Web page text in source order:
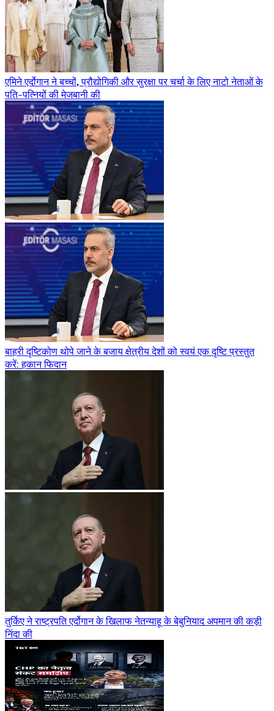
एमिने एर्दोगान ने बच्चों, प्रौद्योगिकी और सुरक्षा पर चर्चा के लिए नाटो नेताओं के
पति-पत्नियों की मेजबानी की
बाहरी दृष्टिकोण थोपे जाने के बजाय क्षेत्रीय देशों को स्वयं एक दृष्टि प्रस्तुत
करें: हकान फिदान
तुर्किए ने राष्ट्रपति एर्दोगान के खिलाफ नेतन्याहू के बेबुनियाद अपमान की कड़ी
निंदा की